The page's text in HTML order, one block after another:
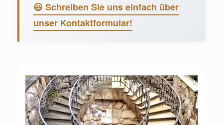
😃 Schreiben Sie uns einfach über
unser Kontaktformular!